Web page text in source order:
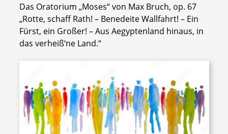
Das Oratorium „Moses“ von Max Bruch, op. 67
„Rotte, schaff Rath! – Benedeite Wallfahrt! – Ein
Fürst, ein Großer! – Aus Aegyptenland hinaus, in
das verheiß‘ne Land.“